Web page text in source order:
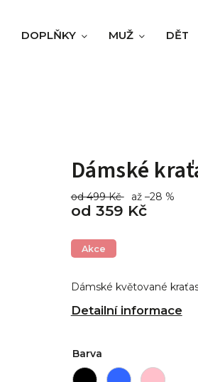
DOPLŇKY MUŽ DĚTI
Dámské
od 499 Kč až –28 %
od 359 Kč
Dámské květované
Detailní informace
Akce
Barva